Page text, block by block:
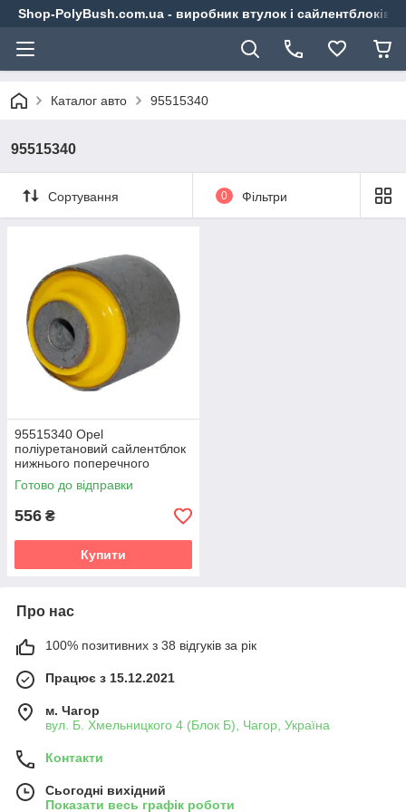
Shop-PolyBush.com.ua - виробник втулок і сайлентблоків
Каталог авто 95515340
95515340
Сортування 0 Фільтри
95515340 Opel
поліуретановий сайлентблок
нижнього поперечного
важеля і цапфи v19
Готово до відправки
556 ₴
Купити
Про нас
100% позитивних з 38 відгуків за рік
Працює з 15.12.2021
м. Чагор
вул. Б. Хмельницкого 4 (Блок Б), Чагор, Україна
Контакти
Сьогодні вихідний
Показати весь графік роботи